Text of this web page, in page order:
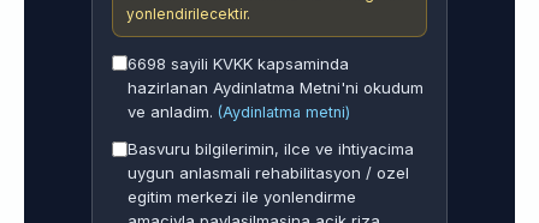
yonlendirilecektir.
6698 sayili KVKK kapsaminda
hazirlanan Aydinlatma Metni'ni okudum
ve anladim. (Aydinlatma metni)
Basvuru bilgilerimin, ilce ve ihtiyacima
uygun anlasmali rehabilitasyon / ozel
egitim merkezi ile yonlendirme